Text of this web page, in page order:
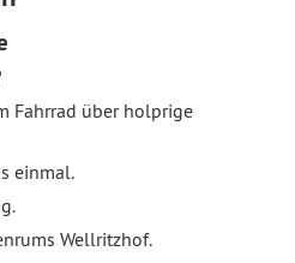
Fahrrad über holprige
einmal.
Wellritzhof.